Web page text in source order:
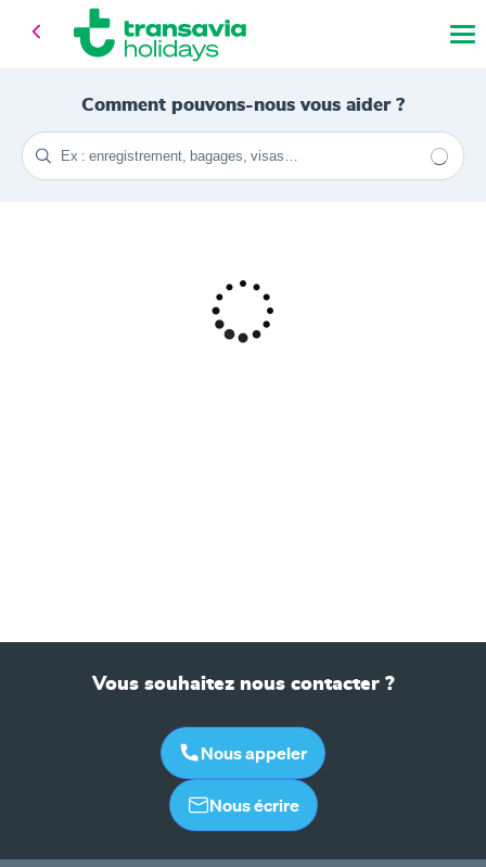
Comment pouvons-nous vous aider ?
Vous souhaitez nous contacter ?
Nous appeler
Nous écrire